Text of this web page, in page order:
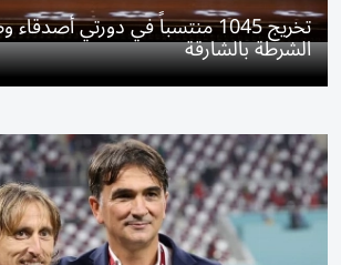
تخريج 1045 منتسباً في دورتي
الشرطة بالشارقة